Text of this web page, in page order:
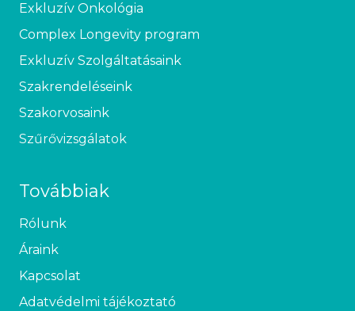
Exkluzív Onkológia
Complex Longevity program
Exkluzív Szolgáltatásaink
Szakrendeléseink
Szakorvosaink
Szűrővizsgálatok
Továbbiak
Rólunk
Áraink
Kapcsolat
Adatvédelmi tájékoztató